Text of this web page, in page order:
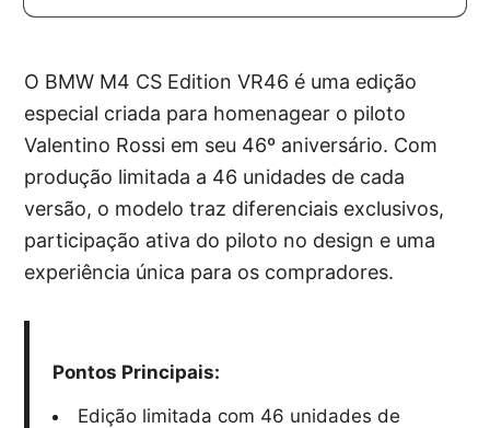
O BMW M4 CS Edition VR46 é uma edição
especial criada para homenagear o piloto
Valentino Rossi em seu 46º aniversário. Com
produção limitada a 46 unidades de cada
versão, o modelo traz diferenciais exclusivos,
participação ativa do piloto no design e uma
experiência única para os compradores.
Pontos Principais:
Edição limitada com 46 unidades de